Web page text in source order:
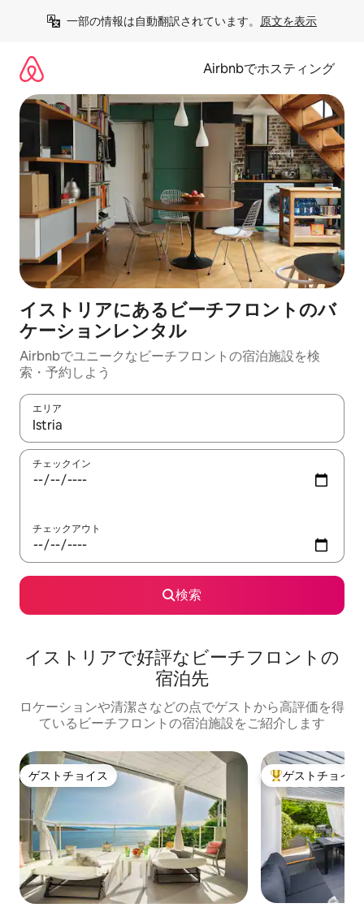
一部の情報は自動翻訳されています。 原文を表示
Airbnbでホスティング
イストリアにあるビーチフロントのバ
ケーションレンタル
Airbnbでユニークなビーチフロントの宿泊施設を検
索・予約しよう
エリア
検索結果が表示されたら、上下の矢印キーを使って移動するか
チェックイン
チェックアウト
検索
イストリアで好評なビーチフロントの
宿泊先
ロケーションや清潔さなどの点でゲストから高評価を得
ているビーチフロントの宿泊施設をご紹介します
ゲストチョイス
ゲストチョイス 大好評のゲスト
ゲストチョイス